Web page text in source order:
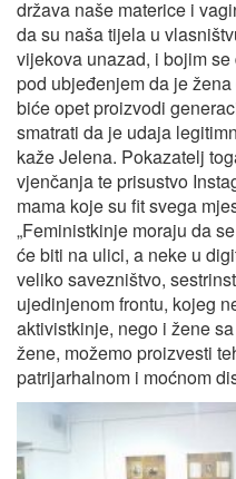
država naše materice i
da su naša tijela u
vijekova unazad, i bojim
pod ubjeđenjem da je
biće opet proizvodi
smatrati da je udaja
kaže Jelena. Pokazatelj
vjenčanja te prisustvo
mama koje su fit svega
„Feministkinje moraju da
će biti na ulici, a neke u
veliko savezništvo,
ujedinjenom frontu, kojeg
aktivistkinje, nego i žene
žene, možemo proizvesti
patrijarhalnom i moćnom